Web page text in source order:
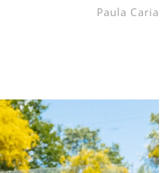
Paula Caria